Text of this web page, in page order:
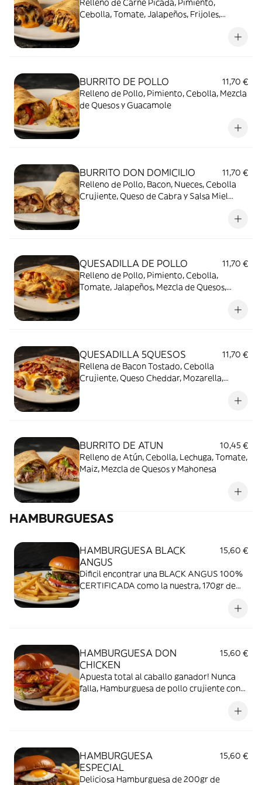
Relleno de Carne Picada, Pimiento,
Cebolla, Tomate, Jalapeños, Frijoles,
BURRITO DE POLLO
11,70 €
Relleno de Pollo, Pimiento, Cebolla, Mezcla
de Quesos y Guacamole
BURRITO DON DOMICILIO
11,70 €
Relleno de Pollo, Bacon, Nueces, Cebolla
Crujiente, Queso de Cabra y Salsa Miel
QUESADILLA DE POLLO
11,70 €
Relleno de Pollo, Pimiento, Cebolla,
Tomate, Jalapeños, Mezcla de Quesos,
QUESADILLA 5QUESOS
11,70 €
Rellena de Bacon Tostado, Cebolla
Crujiente, Queso Cheddar, Mozarella,
BURRITO DE ATUN
10,45 €
Relleno de Atún, Cebolla, Lechuga, Tomate,
Maiz, Mezcla de Quesos y Mahonesa
HAMBURGUESAS
HAMBURGUESA BLACK
ANGUS
15,60 €
Dificil encontrar una BLACK ANGUS 100%
CERTIFICADA como la nuestra, 170gr de
HAMBURGUESA DON
CHICKEN
15,60 €
Apuesta total al caballo ganador! Nunca
falla, Hamburguesa de pollo crujiente con
HAMBURGUESA
ESPECIAL
15,60 €
Deliciosa Hamburguesa de 200gr de